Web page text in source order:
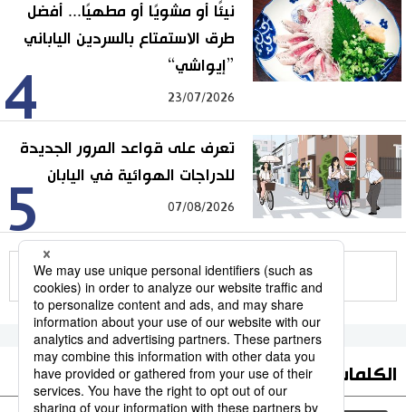
4
نيئًا أو مشويًا أو مطهيًا... أفضل
طرق الاستمتاع بالسردين الياباني
”إيواشي“
23/07/2026
5
تعرف على قواعد المرور الجديدة
للدراجات الهوائية في اليابان
07/08/2026
للمزيد
الكلمات الأكثر بحثا